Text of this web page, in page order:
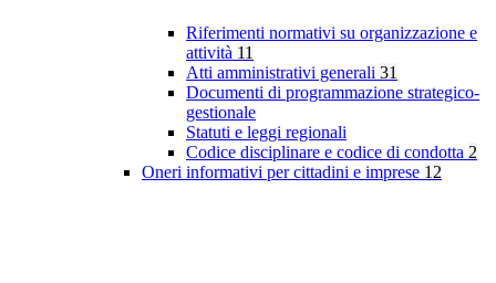
Riferimenti normativi su organizzazione e
attività 11
Atti amministrativi generali 31
Documenti di programmazione strategico-
gestionale
Statuti e leggi regionali
Codice disciplinare e codice di condotta 2
Oneri informativi per cittadini e imprese 12